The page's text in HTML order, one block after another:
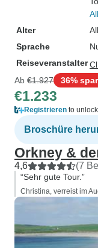
Alter
Sprache
Reiseveranstalter
Ab €1.927 36%
€1.233
Registrieren to
Broschüre
Orkney &
4,6 (7
“Sehr gute Tour.”
Christina, verreist im